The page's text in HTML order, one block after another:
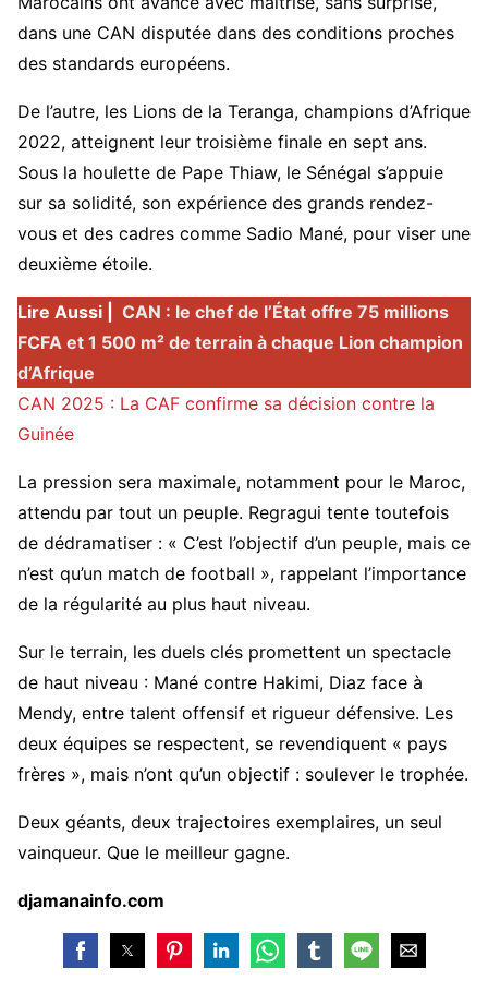
dans une CAN disputée dans des conditions proches
des standards européens.
De l’autre, les Lions de la Teranga, champions d’Afrique
2022, atteignent leur troisième finale en sept ans.
Sous la houlette de Pape Thiaw, le Sénégal s’appuie
sur sa solidité, son expérience des grands rendez-
vous et des cadres comme Sadio Mané, pour viser une
deuxième étoile.
Lire Aussi |
CAN : le chef de l’État offre 75 millions
FCFA et 1 500 m² de terrain à chaque Lion champion
d’Afrique
CAN 2025 : La CAF confirme sa décision contre la
Guinée
La pression sera maximale, notamment pour le Maroc,
attendu par tout un peuple. Regragui tente toutefois
de dédramatiser : « C’est l’objectif d’un peuple, mais ce
n’est qu’un match de football », rappelant l’importance
de la régularité au plus haut niveau.
Sur le terrain, les duels clés promettent un spectacle
de haut niveau : Mané contre Hakimi, Diaz face à
Mendy, entre talent offensif et rigueur défensive. Les
deux équipes se respectent, se revendiquent « pays
frères », mais n’ont qu’un objectif : soulever le trophée.
Deux géants, deux trajectoires exemplaires, un seul
vainqueur. Que le meilleur gagne.
djamanainfo.com